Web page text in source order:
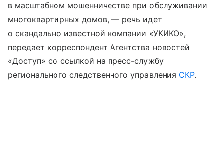
в масштабном мошенничестве при обслуживании
многоквартирных домов, — речь идет
о скандально известной компании «УКИКО»,
передает корреспондент Агентства новостей
«Доступ» со ссылкой на пресс-службу
регионального следственного управления СКР.